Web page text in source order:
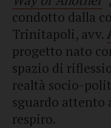
condotto dalla
Trinitapoli, avv.
progetto nato
spazio di
realtà socio-
sguardo attento
respiro.